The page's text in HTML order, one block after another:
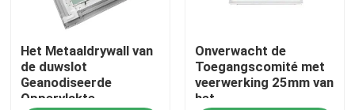
Contacteer ons
Verzoek om een Citaat
Het Metaaldrywall van
de duwslot
Geanodiseerde
Oppervlakte
Onverwacht de
Toegangscomité met
veerwerking 25mm van
het